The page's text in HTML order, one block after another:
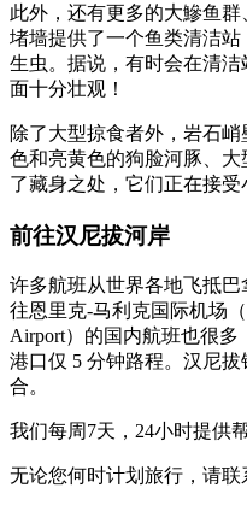
此外，还有更多的大鰺鱼
堵墙提供了一个鱼类清洁
生虫。据说，有时会在清
面十分壮观！
除了大型掠食者外，岩石
色和亮黄色的狗脸河豚、
了藏身之处，它们正在接受
前往汉尼拔河岸
许多航班从世界各地飞抵
往恩里克-马利克国际机场（
Airport）的国内航班也很
港口仅 5 分钟路程。汉尼拔
合。
我们每周7天，24小时提供
无论您何时计划旅行，请联